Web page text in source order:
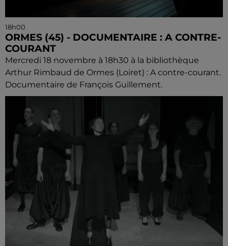
18h00
ORMES (45) - DOCUMENTAIRE : A CONTRE-
COURANT
Mercredi 18 novembre à 18h30 à la bibliothèque
Arthur Rimbaud de Ormes (Loiret) : A contre-courant.
Documentaire de François Guillement.